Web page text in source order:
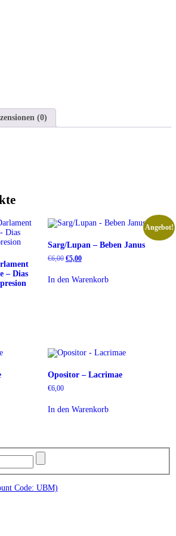
(0)
– Dias
Angebot!
Sarg/Lupan – Beben Janus
€6,00 Ursprünglicher
war:
€6,00
€5,00Aktueller
€5,00.
In den Warenkorb
Opositor – Lacrimae
€6,00
In den Warenkorb
Code: UBM)